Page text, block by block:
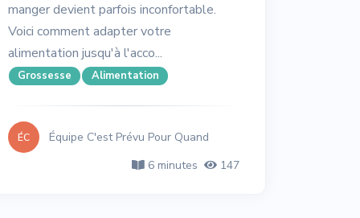
manger devient parfois inconfortable.
Voici comment adapter votre
alimentation jusqu'à l'acco...
Grossesse Alimentation
ÉC
Équipe C'est Prévu Pour Quand
6 minutes
147